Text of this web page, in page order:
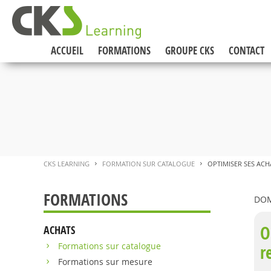
ACCUEIL FORMATIONS GROUPE CKS CONTACT
CKS LEARNING > FORMATION SUR CATALOGUE > OPTIMISER SES
FORMATIONS
ACHATS
Formations sur catalogue
Formations sur mesure